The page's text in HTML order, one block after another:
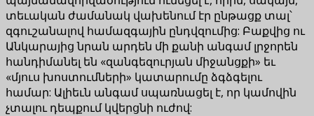
տեւական ժամանակ վախենում էր ընթացք տալ՝
զգուշանալով համազգային ընդվզումից: Բաքվից ու
Անկարայից նրան արդեն մի քանի անգամ լրջորեն
հանդիմանել են «զանգեզուրյան միջանցքի» եւ
«մյուս խոստումների» կատարումը ձգձգելու
համար: Ալիեւն անգամ սպառնացել է, որ կամովին
չտալու դեպքում կվերցնի ուժով: